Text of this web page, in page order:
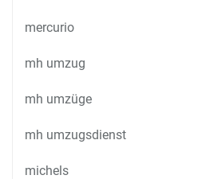
mercurio
mh umzug
mh umzüge
mh umzugsdienst
michels